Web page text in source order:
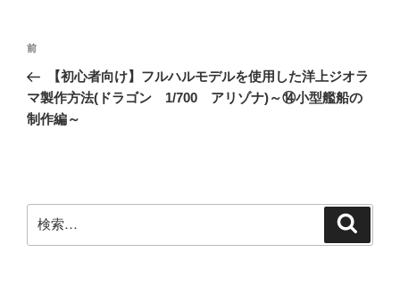
投
ナ
ビ
ョ
前
の
投
稿
前
【初心者向け】フルハルモデルを使用した洋上ジオラ
マ製作方法(ドラゴン 1/700 アリゾナ)～⑭小型艦船の
制作編～
索: